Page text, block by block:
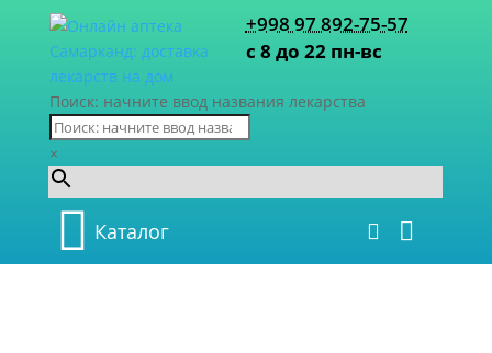
+998 97 892-75-57
с 8 до 22 пн-вс
Поиск: начните ввод названия лекарства
×
Каталог